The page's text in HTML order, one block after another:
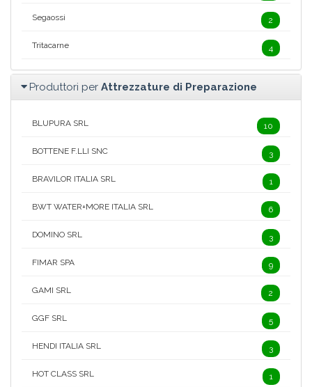
Segaossi 2
Tritacarne 4
Produttori per Attrezzature di Preparazione
BLUPURA SRL 10
BOTTENE F.LLI SNC 3
BRAVILOR ITALIA SRL 1
BWT WATER+MORE ITALIA SRL 6
DOMINO SRL 3
FIMAR SPA 9
GAMI SRL 2
GGF SRL 5
HENDI ITALIA SRL 3
HOT CLASS SRL 1